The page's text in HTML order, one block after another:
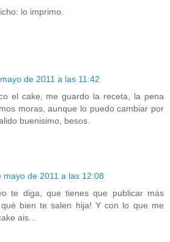
lo imprimo.
de 2011 a las 11:42
el cake, me guardo la receta, la pena
moras, aunque lo puedo cambiar por
buenisimo, besos.
mayo de 2011 a las 12:08
te diga, que tienes que publicar más
bien te salen hija! Y con lo que me
ais...